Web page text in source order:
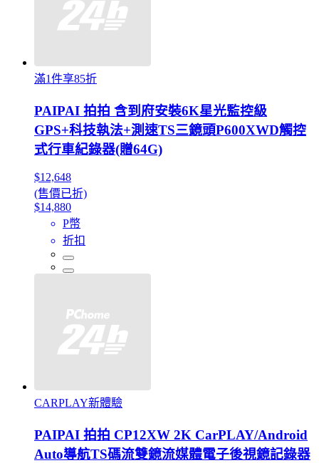
滿1件享85折
PAIPAI 拍拍 含到府安裝6K星光監控級
GPS+科技執法+測速TS三鏡頭P600XWD觸控
式行車紀錄器(贈64G)
$12,648
(售價已折)
$14,880
P幣
折扣
CARPLAY新體驗
PAIPAI 拍拍 CP12XW 2K CarPLAY/Android
Auto導航TS碼流雙鏡流媒體電子後視鏡記錄器